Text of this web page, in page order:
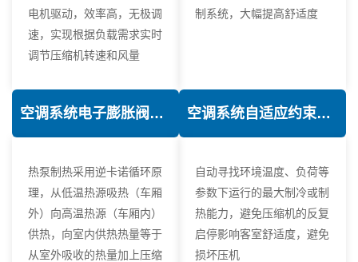
电机驱动，效率高，无极调
速，实现根据负载需求实时
调节压缩机转速和风量
制系统，大幅提高舒适度
空调系统电子膨胀阀热力学优化技术
热泵制热采用逆卡诺循环原
理，从低温热源吸热（车厢
外）向高温热源（车厢内）
供热，向室内供热热量等于
从室外吸收的热量加上压缩
空调系统自适应约束控制技术
自动寻找环境温度、负荷等
参数下运行的最大制冷或制
热能力，避免压缩机的反复
启停影响客室舒适度，避免
损坏压机